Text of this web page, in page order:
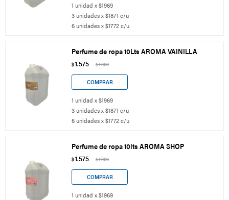
1 unidad x $1969
3 unidades x $1871 c/u
6 unidades x $1772 c/u
Perfume de ropa 10Lts AROMA VAINILLA
$1.575 $1.969
1 unidad x $1969
3 unidades x $1871 c/u
6 unidades x $1772 c/u
Perfume de ropa 10lts AROMA SHOP
$1.575 $1.969
1 unidad x $1969